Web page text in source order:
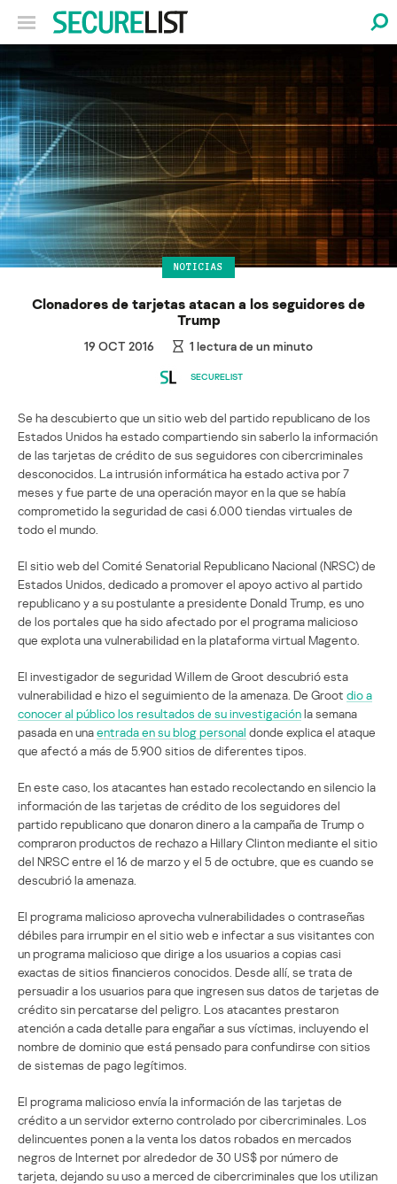
NOTICIAS
Clonadores de tarjetas atacan a los seguidores de
Trump
19 OCT 2016 1 lectura de un minuto
SECURELIST
Se ha descubierto que un sitio web del partido republicano de los
Estados Unidos ha estado compartiendo sin saberlo la información
de las tarjetas de crédito de sus seguidores con cibercriminales
desconocidos. La intrusión informática ha estado activa por 7
meses y fue parte de una operación mayor en la que se había
comprometido la seguridad de casi 6.000 tiendas virtuales de
todo el mundo.
El sitio web del Comité Senatorial Republicano Nacional (NRSC) de
Estados Unidos, dedicado a promover el apoyo activo al partido
republicano y a su postulante a presidente Donald Trump, es uno
de los portales que ha sido afectado por el programa malicioso
que explota una vulnerabilidad en la plataforma virtual Magento.
El investigador de seguridad Willem de Groot descubrió esta
vulnerabilidad e hizo el seguimiento de la amenaza. De Groot dio a
conocer al público los resultados de su investigaciónla semana
pasada en unaentrada en su blog personal donde explica el ataque
que afectó a más de 5.900 sitios de diferentes tipos.
En este caso, los atacantes han estado recolectando en silencio la
información de las tarjetas de crédito de los seguidores del
partido republicano que donaron dinero a la campaña de Trump o
compraron productos de rechazo a Hillary Clinton mediante el sitio
del NRSC entre el 16 de marzo y el 5 de octubre, que es cuando se
descubrió la amenaza.
El programa malicioso aprovecha vulnerabilidades o contraseñas
débiles para irrumpir en el sitio web e infectar a sus visitantes con
un programa malicioso que dirige a los usuarios a copias casi
exactas de sitios financieros conocidos. Desde allí, se trata de
persuadir a los usuarios para que ingresen sus datos de tarjetas de
crédito sin percatarse del peligro. Los atacantes prestaron
atención a cada detalle para engañar a sus víctimas, incluyendo el
nombre de dominio que está pensado para confundirse con sitios
de sistemas de pago legítimos.
El programa malicioso envía la información de las tarjetas de
crédito a un servidor externo controlado por cibercriminales. Los
delincuentes ponen a la venta los datos robados en mercados
negros de Internet por alrededor de 30 US$ por número de
tarjeta, dejando su uso a merced de cibercriminales que los utilizan